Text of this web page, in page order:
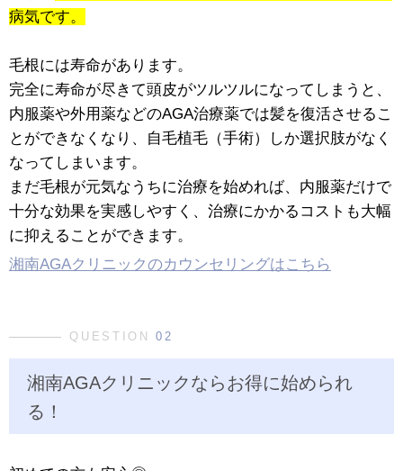
病気です。
毛根には寿命があります。
完全に寿命が尽きて頭皮がツルツルになってしまうと、
内服薬や外用薬などのAGA治療薬では髪を復活させるこ
とができなくなり、自毛植毛（手術）しか選択肢がなく
なってしまいます。
まだ毛根が元気なうちに治療を始めれば、内服薬だけで
十分な効果を実感しやすく、治療にかかるコストも大幅
に抑えることができます。
湘南AGAクリニックのカウンセリングはこちら
QUESTION02
湘南AGAクリニックならお得に始められ
る！